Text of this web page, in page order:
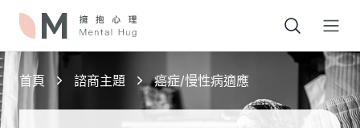
首頁 諮商主題 癌症/慢性病適應